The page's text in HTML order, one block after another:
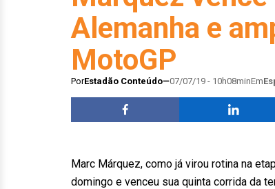
Alemanha e
MotoGP
PorEstadão Conteúdo 07/07/19 - 10h08minEm
Marc Márquez, como já virou rotina na
domingo e venceu sua quinta corrida da